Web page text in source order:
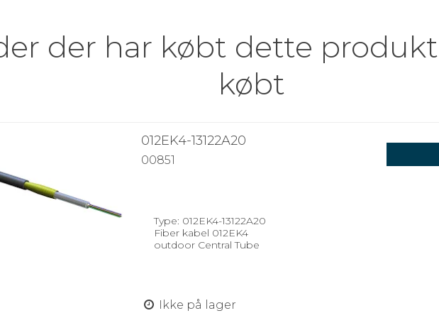
der har købt dette
købt
012EK4-13122A20
00851
Type: 012EK4-13122A20
Fiber kabel 012EK4
outdoor Central Tube
Ikke på lager